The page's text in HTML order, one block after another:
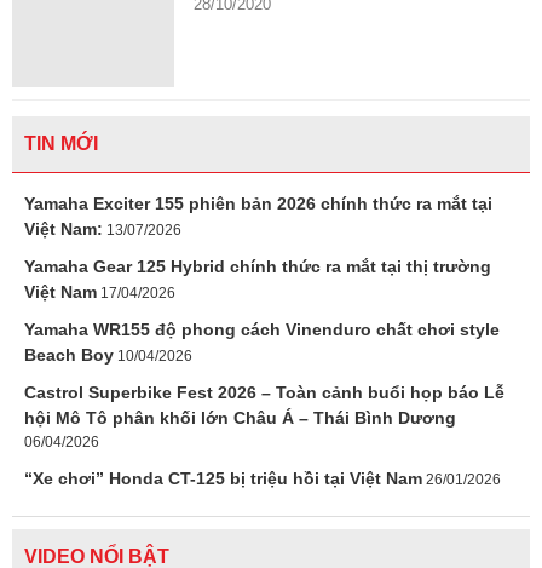
28/10/2020
TIN MỚI
Yamaha Exciter 155 phiên bản 2026 chính thức ra mắt tại
Việt Nam: 13/07/2026
Yamaha Gear 125 Hybrid chính thức ra mắt tại thị trường
Việt Nam 17/04/2026
Yamaha WR155 độ phong cách Vinenduro chất chơi style
Beach Boy 10/04/2026
Castrol Superbike Fest 2026 – Toàn cảnh buổi họp báo Lễ
hội Mô Tô phân khối lớn Châu Á – Thái Bình Dương
06/04/2026
“Xe chơi” Honda CT-125 bị triệu hồi tại Việt Nam 26/01/2026
VIDEO NỔI BẬT